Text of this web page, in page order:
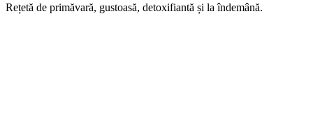
Rețetă de primăvară, gustoasă, detoxifiantă și la îndemână.